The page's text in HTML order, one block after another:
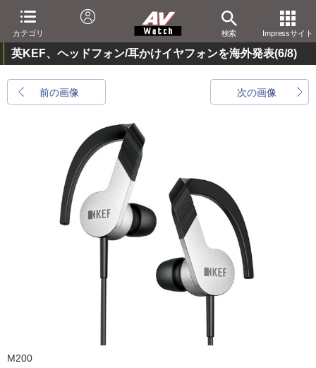
カテゴリ 検索 Impressサイト
英KEF、ヘッドフォン/耳かけイヤフォンを海外発表(6/8)
前の画像 次の画像
M200